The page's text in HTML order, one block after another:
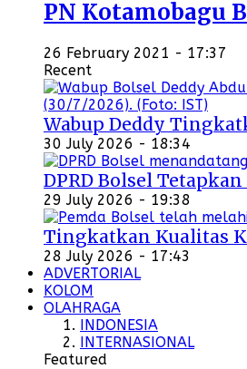
PN Kotamobagu
26 February 2021 - 17:37
Recent
Wabup Deddy
30 July 2026 - 18:34
DPRD Bolsel Tetapkan
29 July 2026 - 19:38
Tingkatkan Kualitas
28 July 2026 - 17:43
ADVERTORIAL
KOLOM
OLAHRAGA
INDONESIA
INTERNASIONAL
Featured